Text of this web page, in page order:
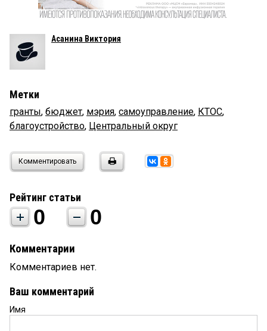
Асанина Виктория
Метки
гранты, бюджет, мэрия, самоуправление, КТОС,
благоустройство, Центральный округ
Комментировать
Рейтинг статьи
0 0
Комментарии
Комментариев нет.
Ваш комментарий
Имя